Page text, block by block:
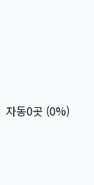
자동0곳 (0%)